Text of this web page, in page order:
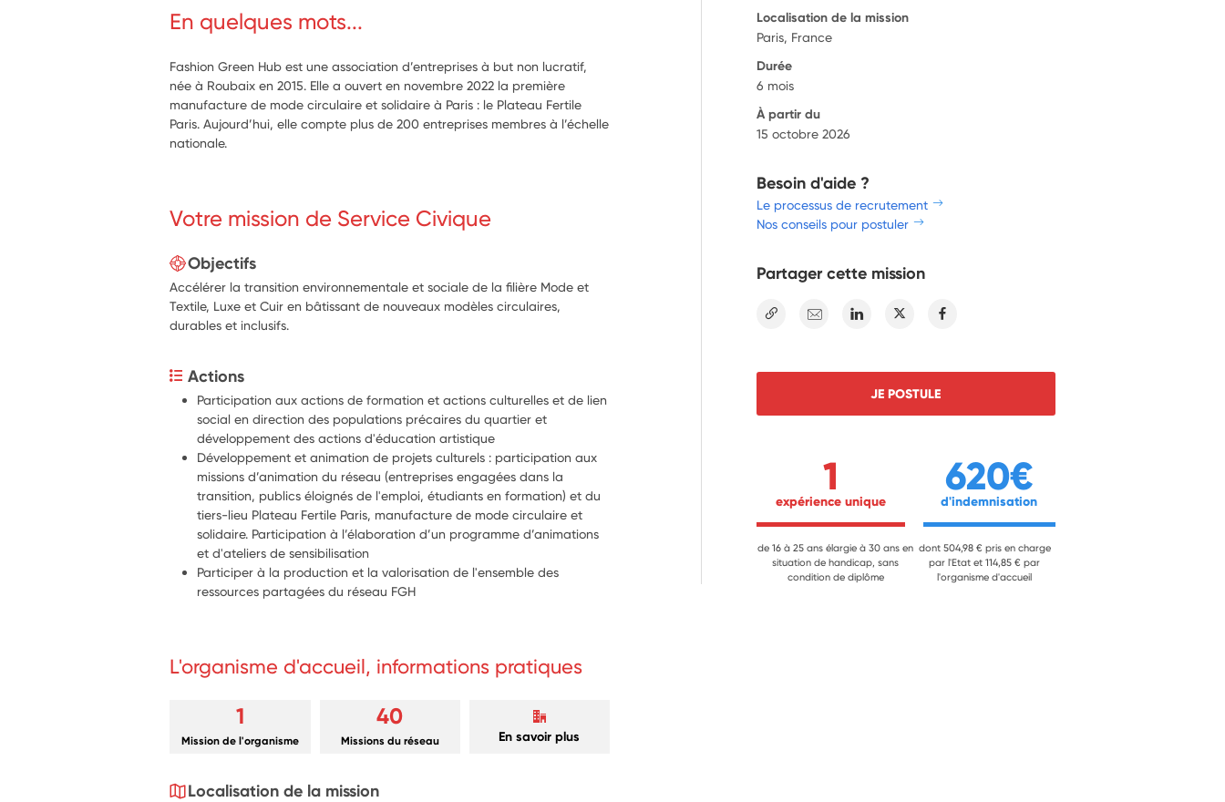
En quelques mots...
Fashion Green Hub est une association d’entreprises à but non lucratif,
née à Roubaix en 2015. Elle a ouvert en novembre 2022 la première
manufacture de mode circulaire et solidaire à Paris : le Plateau Fertile
Paris. Aujourd’hui, elle compte plus de 200 entreprises membres à l’échelle
nationale.
Votre mission de Service Civique
Objectifs
Accélérer la transition environnementale et sociale de la filière Mode et
Textile, Luxe et Cuir en bâtissant de nouveaux modèles circulaires,
durables et inclusifs.
Actions
Participation aux actions de formation et actions culturelles et de lien
social en direction des populations précaires du quartier et
développement des actions d'éducation artistique
Développement et animation de projets culturels : participation aux
missions d’animation du réseau (entreprises engagées dans la
transition, publics éloignés de l'emploi, étudiants en formation) et du
tiers-lieu Plateau Fertile Paris, manufacture de mode circulaire et
solidaire. Participation à l’élaboration d’un programme d’animations
et d'ateliers de sensibilisation
Participer à la production et la valorisation de l'ensemble des
ressources partagées du réseau FGH
L'organisme d'accueil, informations pratiques
1
Mission de l'organisme
40
Missions du réseau En savoir plus
Localisation de la mission
Localisation de la mission
Paris, France
Durée
6 mois
À partir du
15 octobre 2026
Besoin d'aide ?
Le processus de recrutement
Nos conseils pour postuler
Partager cette mission
E-mail Linkedin Twitter
JE POSTULE
1
expérience unique
de 16 à 25 ans élargie à 30 ans en
situation de handicap, sans
condition de diplôme
620€
d'indemnisation
dont 504,98 € pris en charge
par l'Etat et 114,85 € par
l'organisme d'accueil